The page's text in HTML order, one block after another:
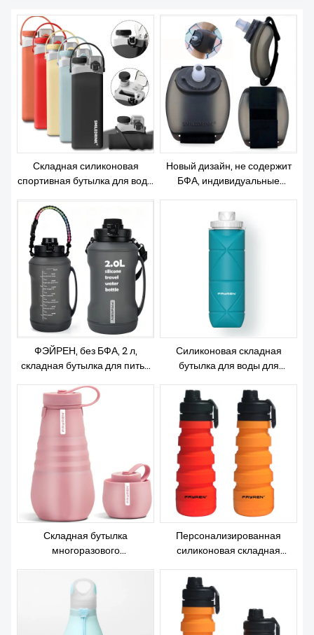
О НАС
Складная силиконовая
спортивная бутылка для воды
многоразовая бутылка для
воды для спортзала,
разработанная под заказ
Новый дизайн, не содержит
БФА, индивидуальные
силиконовые складные
спортивные бутылки для
напитков, детская складная
изолированная бутылка для
ФЭЙРЕН, без БФА, 2 л,
складная бутылка для питья
тренажерном зале, для
путешествий, складная
силиконовая бутылка для
воды с соломинкой и
маркером времени
Силиконовая складная
бутылка для воды для
кемпинга, пешего туризма
для путешествий, спортзала,
кемпинга, пешего туризма
Складная бутылка
многоразового
Персонализированная
силиконовая складная
школьных путешествий,
занятий спортом, кемпинга